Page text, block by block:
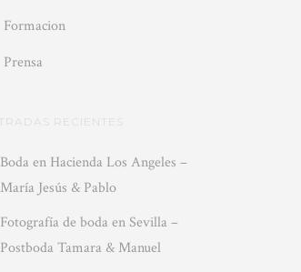
Formacion
Prensa
Boda en Hacienda Los Angeles –
María Jesús & Pablo
Fotografía de boda en Sevilla –
Postboda Tamara & Manuel